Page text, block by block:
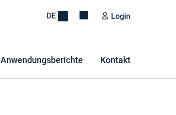
DE Login
Anwendungsberichte Kontakt